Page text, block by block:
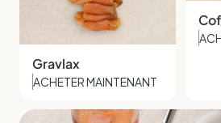
Gravlax
ACHETER MAINTENANT